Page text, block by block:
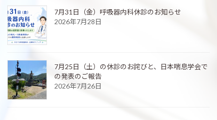
7月31日（金）呼吸器内科休診のお知らせ
2026年7月28日
7月25日（土）の休診のお詫びと、日本喘息学会で
の発表のご報告
2026年7月26日